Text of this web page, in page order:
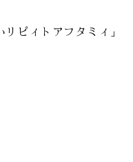
ピィトアフタミィ」